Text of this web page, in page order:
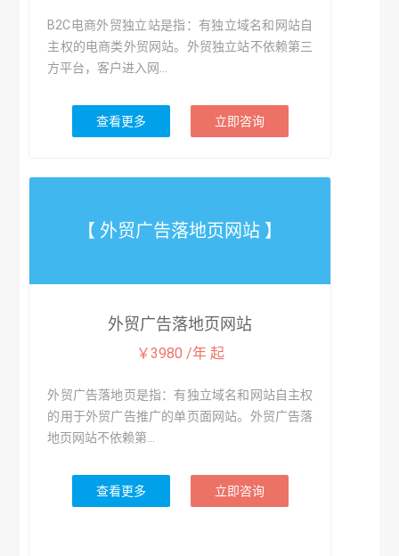
B2C电商外贸独立站是指：有独立域名和网站自
主权的电商类外贸网站。外贸独立站不依赖第三
方平台，客户进入网...
查看更多 立即咨询
【 外贸广告落地页网站 】
外贸广告落地页网站
￥3980 /年 起
外贸广告落地页是指：有独立域名和网站自主权
的用于外贸广告推广的单页面网站。外贸广告落
地页网站不依赖第...
查看更多 立即咨询